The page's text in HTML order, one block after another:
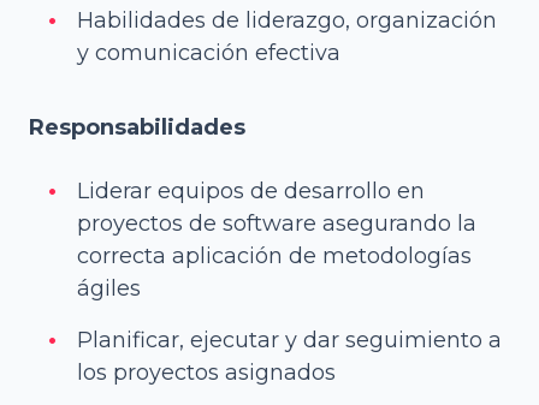
Habilidades de liderazgo, organización
y comunicación efectiva
Responsabilidades
Liderar equipos de desarrollo en
proyectos de software asegurando la
correcta aplicación de metodologías
ágiles
Planificar, ejecutar y dar seguimiento a
los proyectos asignados